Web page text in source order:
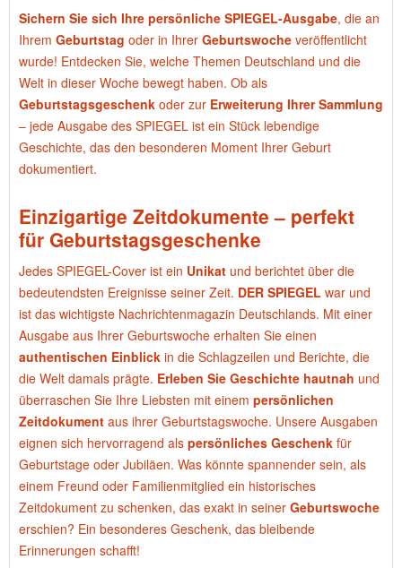
Sichern Sie sich Ihre persönliche SPIEGEL-Ausgabe, die an
Ihrem Geburtstag oder in Ihrer Geburtswoche veröffentlicht
wurde! Entdecken Sie, welche Themen Deutschland und die
Welt in dieser Woche bewegt haben. Ob als
Geburtstagsgeschenk oder zur Erweiterung Ihrer Sammlung
– jede Ausgabe des SPIEGEL ist ein Stück lebendige
Geschichte, das den besonderen Moment Ihrer Geburt
dokumentiert.
Einzigartige Zeitdokumente – perfekt
für Geburtstagsgeschenke
Jedes SPIEGEL-Cover ist ein Unikat und berichtet über die
bedeutendsten Ereignisse seiner Zeit. DER SPIEGEL war und
ist das wichtigste Nachrichtenmagazin Deutschlands. Mit einer
Ausgabe aus Ihrer Geburtswoche erhalten Sie einen
authentischen Einblick in die Schlagzeilen und Berichte, die
die Welt damals prägte. Erleben Sie Geschichte hautnah und
überraschen Sie Ihre Liebsten mit einem persönlichen
Zeitdokument aus ihrer Geburtstagswoche. Unsere Ausgaben
eignen sich hervorragend als persönliches Geschenk für
Geburtstage oder Jubiläen. Was könnte spannender sein, als
einem Freund oder Familienmitglied ein historisches
Zeitdokument zu schenken, das exakt in seiner Geburtswoche
erschien? Ein besonderes Geschenk, das bleibende
Erinnerungen schafft!